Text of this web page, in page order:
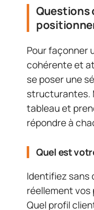
Questions
Pour façonner
cohérente et
se poser une
structurantes.
tableau et
répondre à
Quel est
Identifiez sans
réellement vos
Quel profil